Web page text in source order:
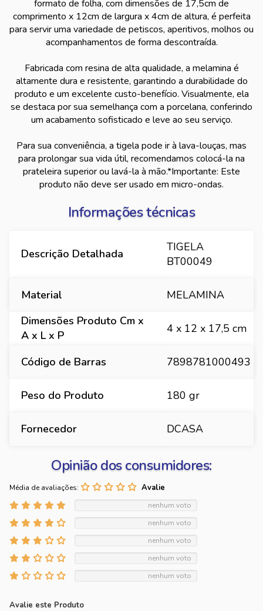
formato de folha, com dimensões de 17,5cm de
comprimento x 12cm de largura x 4cm de altura, é perfeita
para servir uma variedade de petiscos, aperitivos, molhos ou
acompanhamentos de forma descontraída.
Fabricada com resina de alta qualidade, a melamina é
altamente dura e resistente, garantindo a durabilidade do
produto e um excelente custo-benefício. Visualmente, ela
se destaca por sua semelhança com a porcelana, conferindo
um acabamento sofisticado e leve ao seu serviço.
Para sua conveniência, a tigela pode ir à lava-louças, mas
para prolongar sua vida útil, recomendamos colocá-la na
prateleira superior ou lavá-la à mão.*Importante: Este
produto não deve ser usado em micro-ondas.
Informações técnicas
Descrição Detalhada
TIGELA
BT00049
Material
MELAMINA
Dimensões Produto Cm x
A x L x P
4 x 12 x 17,5 cm
Código de Barras 7898781000493
Peso do Produto 180 gr
Fornecedor DCASA
Opinião dos consumidores:
Média de avaliações:
nenhum voto
nenhum voto
nenhum voto
nenhum voto
nenhum voto
Avalie este Produto